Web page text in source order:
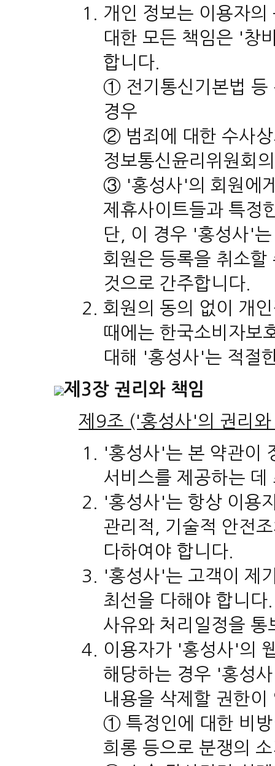
개인 정보는 이용자
대한 모든 책임은 '창
합니다.
① 전기통신기본법 등
경우
② 범죄에 대한 수사상
정보통신윤리위원회
③ '홍성사'의 회원에
제휴사이트들과 특정
단, 이 경우 '홍성사'
회원은 등록을 취소
것으로 간주합니다.
회원의 동의 없이 개
때에는 한국소비자보
대해 '홍성사'는 적절
제3장 권리와 책임
제9조 ('홍성사'의 권리
'홍성사'는 본 약관이
서비스를 제공하는
'홍성사'는 항상 이용
관리적, 기술적 안전
다하여야 합니다.
'홍성사'는 고객이 제
최선을 다해야 합니
사유와 처리일정을
이용자가 '홍성사'의
해당하는 경우 '홍성
내용을 삭제할 권한이
① 특정인에 대한 비
희롱 등으로 분쟁의